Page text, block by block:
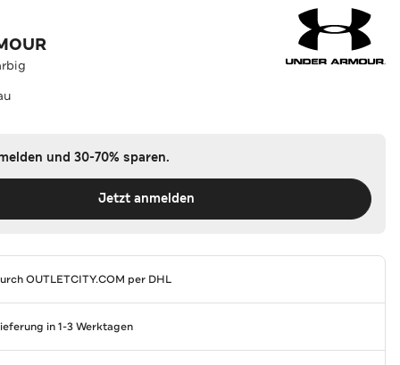
und 30-70% sparen.
Jetzt anmelden
OUTLETCITY.COM per DHL
in 1-3 Werktagen